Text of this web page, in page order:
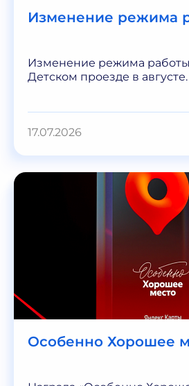
Изменение режима
Изменение режима
Детском проезде в августе.
17.07.2026
Особенно Хорошее